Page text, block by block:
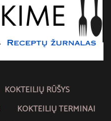
KOKTEILIŲ RŪŠYS
KOKTEILIŲ TERMINAI